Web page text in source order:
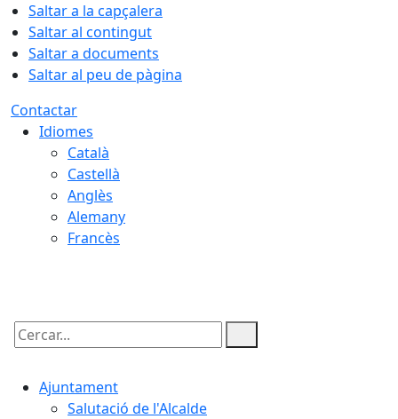
Saltar a la capçalera
Saltar al contingut
Saltar a documents
Saltar al peu de pàgina
Contactar
Idiomes
Català
Castellà
Anglès
Alemany
Francès
Cercar:
Ajuntament
Salutació de l'Alcalde